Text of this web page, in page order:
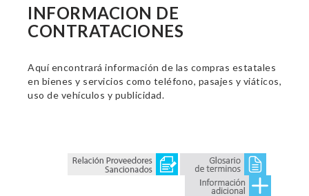
INFORMACION DE
CONTRATACIONES
Aquí encontrará información de las compras estatales
en bienes y servicios como teléfono, pasajes y viáticos,
uso de vehículos y publicidad.